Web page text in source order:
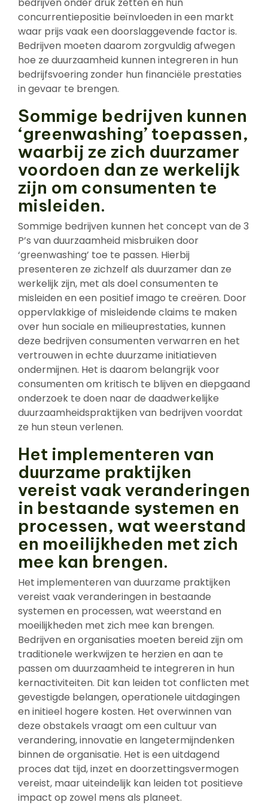
concurrentiepositie beïnvloeden in een markt
waar prijs vaak een doorslaggevende factor is.
Bedrijven moeten daarom zorgvuldig afwegen
hoe ze duurzaamheid kunnen integreren in hun
bedrijfsvoering zonder hun financiële prestaties
in gevaar te brengen.
Sommige bedrijven kunnen
‘greenwashing’ toepassen,
waarbij ze zich duurzamer
voordoen dan ze werkelijk
zijn om consumenten te
misleiden.
Sommige bedrijven kunnen het concept van de 3
P’s van duurzaamheid misbruiken door
‘greenwashing’ toe te passen. Hierbij
presenteren ze zichzelf als duurzamer dan ze
werkelijk zijn, met als doel consumenten te
misleiden en een positief imago te creëren. Door
oppervlakkige of misleidende claims te maken
over hun sociale en milieuprestaties, kunnen
deze bedrijven consumenten verwarren en het
vertrouwen in echte duurzame initiatieven
ondermijnen. Het is daarom belangrijk voor
consumenten om kritisch te blijven en diepgaand
onderzoek te doen naar de daadwerkelijke
duurzaamheidspraktijken van bedrijven voordat
ze hun steun verlenen.
Het implementeren van
duurzame praktijken
vereist vaak veranderingen
in bestaande systemen en
processen, wat weerstand
en moeilijkheden met zich
mee kan brengen.
Het implementeren van duurzame praktijken
vereist vaak veranderingen in bestaande
systemen en processen, wat weerstand en
moeilijkheden met zich mee kan brengen.
Bedrijven en organisaties moeten bereid zijn om
traditionele werkwijzen te herzien en aan te
passen om duurzaamheid te integreren in hun
kernactiviteiten. Dit kan leiden tot conflicten met
gevestigde belangen, operationele uitdagingen
en initieel hogere kosten. Het overwinnen van
deze obstakels vraagt om een cultuur van
verandering, innovatie en langetermijndenken
binnen de organisatie. Het is een uitdagend
proces dat tijd, inzet en doorzettingsvermogen
vereist, maar uiteindelijk kan leiden tot positieve
impact op zowel mens als planeet.